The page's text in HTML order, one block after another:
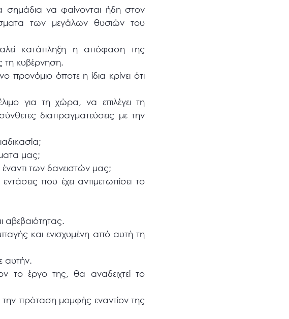
σημάδια να φαίνονται ήδη στον
των μεγάλων θυσιών του
κατάπληξη η απόφαση της
τη κυβέρνηση.
προνόμιο όποτε η ίδια κρίνει ότι
για τη χώρα, να επιλέγει τη
διαπραγματεύσεις με την
μας;
των δανειστών μας;
που έχει αντιμετωπίσει το
αβεβαιότητας.
και ενισχυμένη από αυτή τη
αυτήν.
το έργο της, θα αναδειχτεί το
πρόταση μομφής εναντίον της